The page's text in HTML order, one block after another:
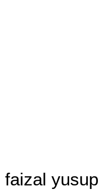
faizal yusup